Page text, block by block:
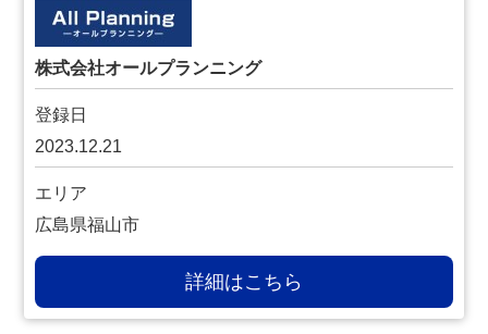
株式会社オールプランニング
登録日
2023.12.21
エリア
広島県福山市
詳細はこちら